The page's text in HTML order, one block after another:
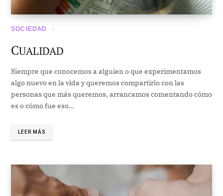
SOCIEDAD
CUALIDAD
Siempre que conocemos a alguien o que experimentamos
algo nuevo en la vida y queremos compartirlo con las
personas que más queremos, arrancamos comentando cómo
es o cómo fue eso…
LEER MÁS